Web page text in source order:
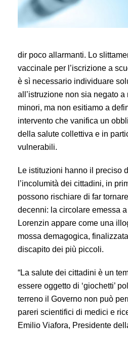
dir poco allarmanti. Lo
vaccinale per l’iscrizione a
è sì necessario individuare
all’istruzione non sia negato
minori, ma non esitiamo a
intervento che vanifica un
della salute collettiva e in
vulnerabili.
Le istituzioni hanno il preciso
l’incolumità dei cittadini, in
possono rischiare di far
decenni: la circolare emessa
Lorenzin appare come una
mossa demagogica,
discapito dei più piccoli.
“La salute dei cittadini è un
essere oggetto di ‘giochetti’
terreno il Governo non può
pareri scientifici di medici e
Emilio Viafora, Presidente